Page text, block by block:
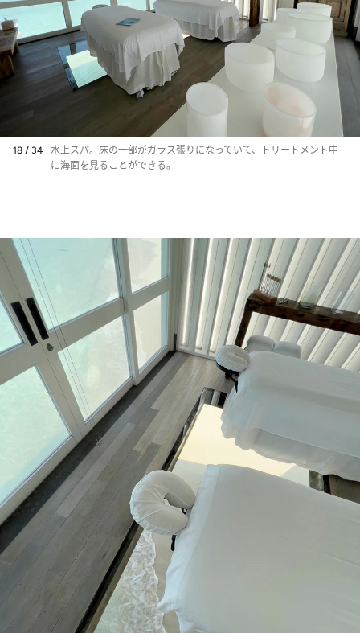
18 / 34
水上スパ。床の一部がガラス張りになっていて、トリートメント中
に海面を見ることができる。